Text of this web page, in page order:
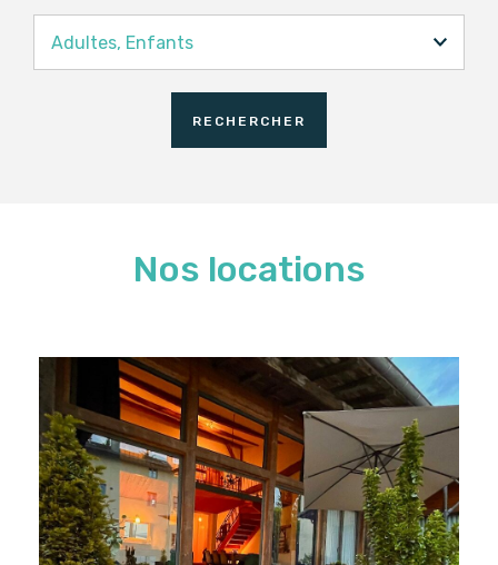
Adultes, Enfants
RECHERCHER
Nos locations